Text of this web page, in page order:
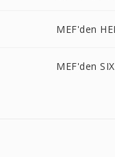
MEF'den
MEF'den